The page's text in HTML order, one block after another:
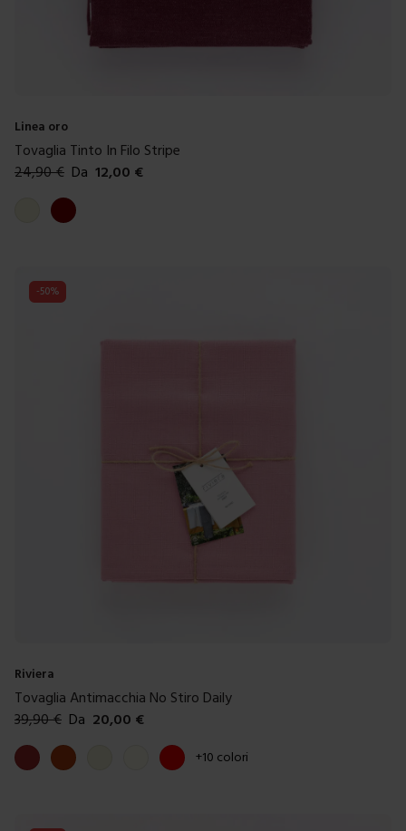
Linea oro
Tovaglia Tinto In Filo Stripe
24,90€ Da 12,00 €
Colori disponibili
Bordeaux
-50%
Riviera
Tovaglia Antimacchia No Stiro Daily
39,90€ Da 20,00 €
Colori disponibili
MarroneRuggine AvorioRosso +10 colori